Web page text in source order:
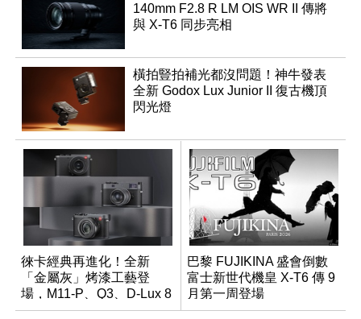
140mm F2.8 R LM OIS WR II 傳將
與 X-T6 同步亮相
橫拍豎拍補光都沒問題！神牛發表
全新 Godox Lux Junior II 復古機頂
閃光燈
徠卡經典再進化！全新
「金屬灰」烤漆工藝登
場，M11-P、Q3、D-Lux 8
領銜換裝
巴黎 FUJIKINA 盛會倒數
富士新世代機皇 X-T6 傳 9
月第一周登場